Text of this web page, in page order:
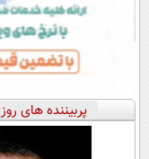
پربیننده های روز